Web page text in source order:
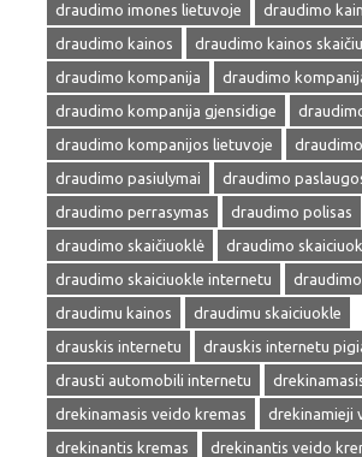
draudimo imones lietuvoje
draudimo
draudimo kainos
draudimo kainos
draudimo kompanija
draudimo
draudimo kompanija gjensidige
draudimo kompanijos lietuvoje
draudimo pasiulymai
draudimo
draudimo perrasymas
draudimo polisas
draudimo skaičiuoklė
draudimo
draudimo skaiciuokle internetu
draudimu kainos
draudimu skaiciuokle
drauskis internetu
drauskis internetu
drausti automobili internetu
drekinamasis veido kremas
drekinamieji
drekinantis kremas
drekinantis veido